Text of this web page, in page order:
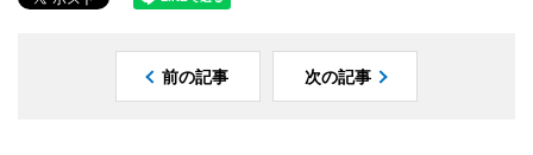
前の記事 次の記事